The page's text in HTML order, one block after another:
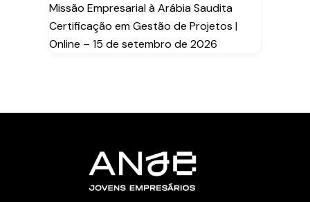
Missão Empresarial à Arábia Saudita
Certificação em Gestão de Projetos |
Online – 15 de setembro de 2026